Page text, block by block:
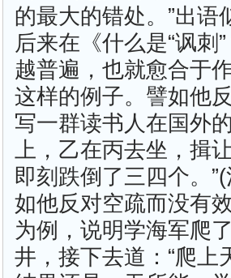
的最大的错处。”出
后来在《什么是“讽刺
越普遍，也就愈合于
这样的例子。譬如他
写一群读书人在国外
上，乙在丙去坐，揖
即刻跌倒了三四个。
如他反对空疏而没有
为例，说明学海军爬
井，接下去道：“爬